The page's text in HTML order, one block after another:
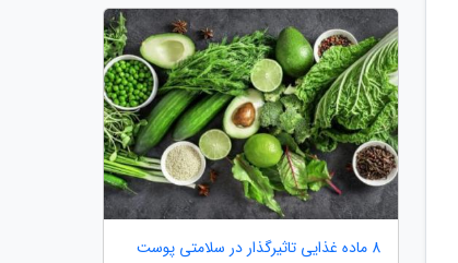
8 ماده غذایی تاثیرگذار در سلامتی پوست